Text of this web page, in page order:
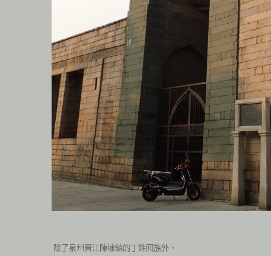
除了泉州晉江陳埭鎮的丁姓回族外，